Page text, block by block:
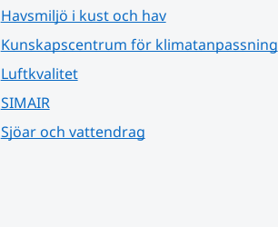
Havsmiljö i kust och hav
Kunskapscentrum för klimatanpassning
Luftkvalitet
SIMAIR
Sjöar och vattendrag